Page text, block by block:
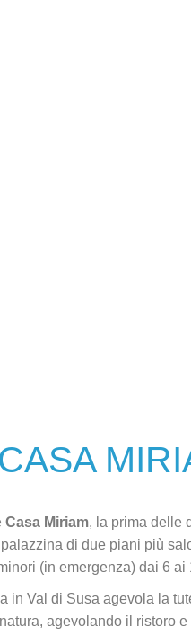
Casa Miriam, la prima delle
di due piani più
(in emergenza) dai 6
in Val di Susa agevola la
agevolando il ristoro